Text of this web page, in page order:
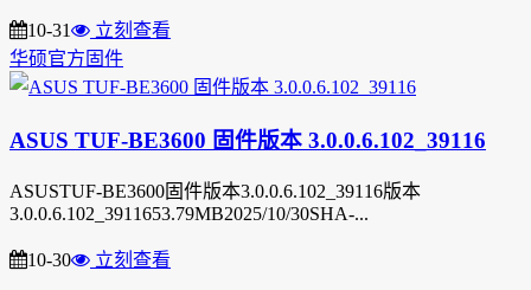
10-31
立刻查看
华硕官方固件
ASUS TUF-BE3600 固件版本 3.0.0.6.102_39116
ASUSTUF-BE3600固件版本3.0.0.6.102_39116版本
3.0.0.6.102_3911653.79MB2025/10/30SHA-...
10-30 立刻查看